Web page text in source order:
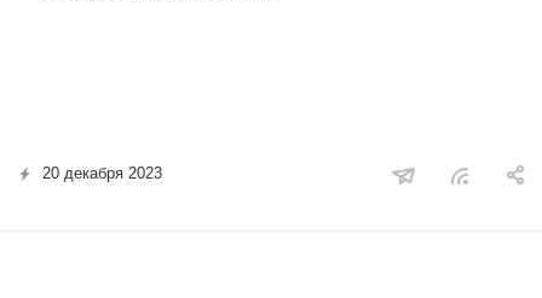
20 декабря 2023